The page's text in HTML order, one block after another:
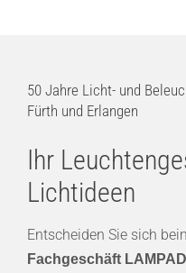
50 Jahre Licht- und
Fürth und Erlangen
Ihr
Lichtideen
Entscheiden Sie sich
Fachgeschäft